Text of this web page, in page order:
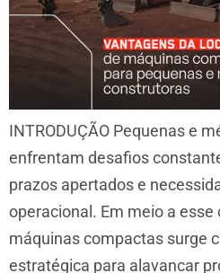
INTRODUÇÃO Pequenas e
enfrentam desafios
prazos apertados e
operacional. Em meio a esse
máquinas compactas surge
estratégica para alavancar